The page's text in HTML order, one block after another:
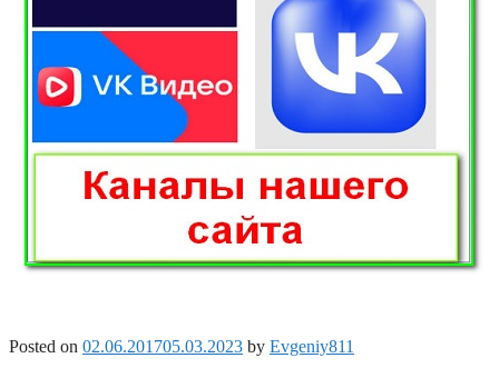
Posted on 02.06.201705.03.2023 by Evgeniy811